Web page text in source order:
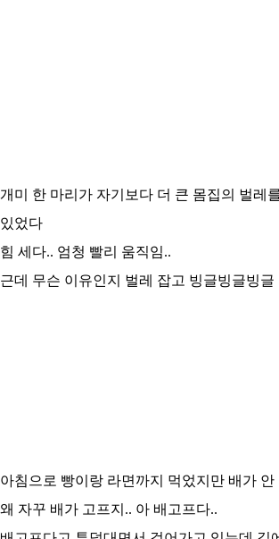
개미 한 마리가 자기보다 더 큰 몸집의 벌레
있었다
힘 세다.. 엄청 빨리 움직임..
근데 무슨 이유인지 벌레 잡고 빙글빙글빙글
아침으로 빵이랑 라면까지 먹었지만 배가 안
왜 자꾸 배가 고프지.. 아 배고프다..